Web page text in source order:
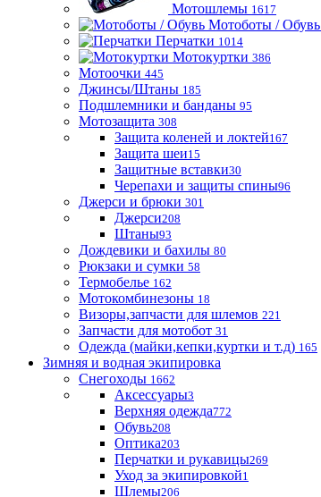
Мотошлемы 1617
Мотоботы / Обувь
Перчатки 1014
Мотокуртки 386
Мотоочки 445
Джинсы/Штаны 185
Подшлемники и банданы 95
Мотозащита 308
Защита коленей и локтей167
Защита шеи15
Защитные вставки30
Черепахи и защиты спины96
Джерси и брюки 301
Джерси208
Штаны93
Дождевики и бахилы 80
Рюкзаки и сумки 58
Термобелье 162
Мотокомбинезоны 18
Визоры,запчасти для шлемов 221
Запчасти для мотобот 31
Одежда (майки,кепки,куртки и т.д) 165
Зимняя и водная экипировка
Снегоходы 1662
Аксессуары3
Верхняя одежда772
Обувь208
Оптика203
Перчатки и рукавицы269
Уход за экипировкой1
Шлемы206